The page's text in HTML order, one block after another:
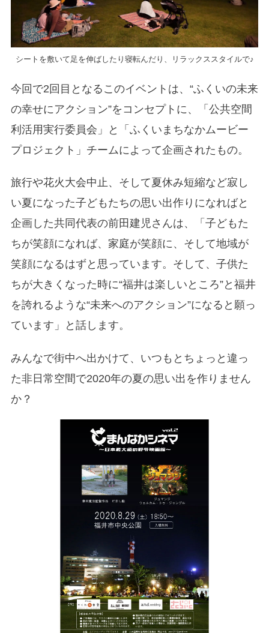
シートを敷いて足を伸ばしたり寝転んだり、リラックススタイルで♪
今回で2回目となるこのイベントは、“ふくいの未来
の幸せにアクション”をコンセプトに、「公共空間
利活用実行委員会」と「ふくいまちなかムービー
プロジェクト」チームによって企画されたもの。
旅行や花火大会中止、そして夏休み短縮など寂し
い夏になった子どもたちの思い出作りになればと
企画した共同代表の前田建児さんは、「子どもた
ちが笑顔になれば、家庭が笑顔に、そして地域が
笑顔になるはずと思っています。そして、子供た
ちが大きくなった時に“福井は楽しいところ”と福井
を誇れるような“未来へのアクション”になると願っ
ています」と話します。
みんなで街中へ出かけて、いつもとちょっと違っ
た非日常空間で2020年の夏の思い出を作りません
か？